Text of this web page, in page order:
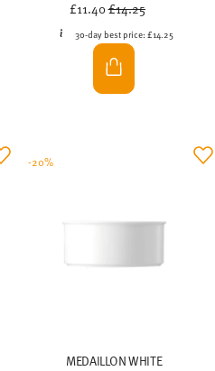
£11.40£14.25
30-day best price: £14.25
MEDAILLON WHITE
-20%